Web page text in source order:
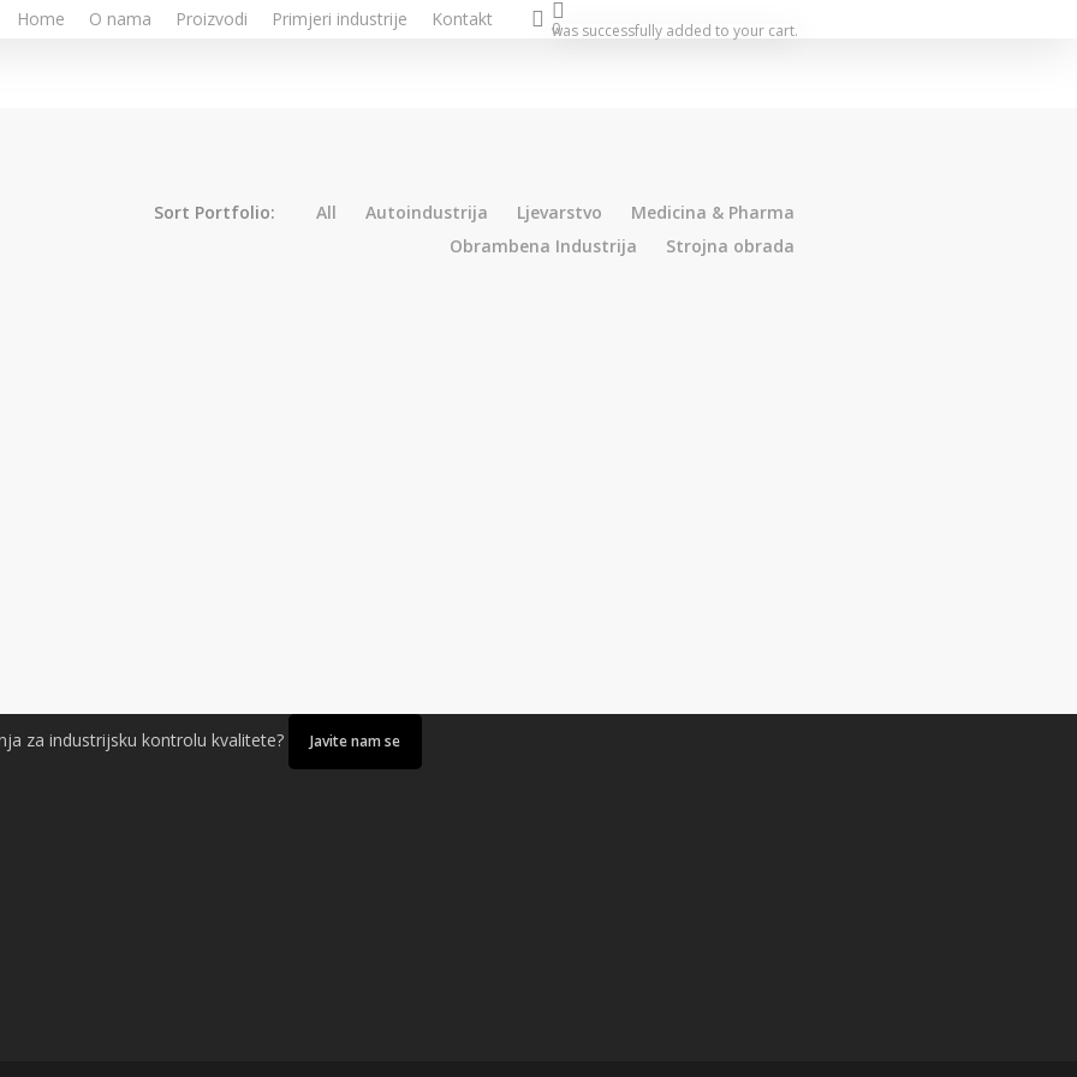
Home O nama Proizvodi Primjeri industrije Kontakt search
0
was successfully added to your cart.
Sort Portfolio: All Autoindustrija Ljevarstvo
Medicina & Pharma
Obrambena Industrija
Strojna obrada
za industrijsku kontrolu kvalitete? Javite nam se